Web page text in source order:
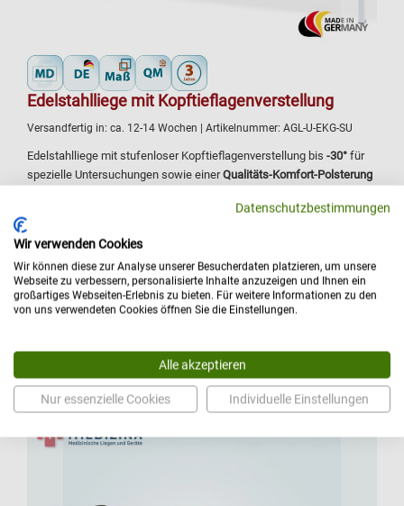
Edelstahlliege mit Kopftieflagenverstellung
Versandfertig in: ca. 12-14 Wochen | Artikelnummer: AGL-U-EKG-SU
Edelstahlliege mit stufenloser Kopftieflagenverstellung bis -30° für
spezielle Untersuchungen sowie einerQualitäts-Komfort-Polsterung
900 mm
stufenlos -30° bis +30° verstellbares Kopfteil
Höhen: (650, 700, 750 oder 800) mm
Breiten: (650 bis 1000) mm
Belastbarkeit: 200 kg
Ihr Preis:ab 1.122,00 € Details
Datenschutzbestimmungen
Wir verwenden Cookies
Wir können diese zur Analyse unserer Besucherdaten platzieren, um unsere
Webseite zu verbessern, personalisierte Inhalte anzuzeigen und Ihnen ein
großartiges Webseiten-Erlebnis zu bieten. Für weitere Informationen zu den
von uns verwendeten Cookies öffnen Sie die Einstellungen.
Alle akzeptieren
Nur essenzielle Cookies Individuelle Einstellungen